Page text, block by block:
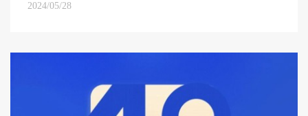
2024/05/28